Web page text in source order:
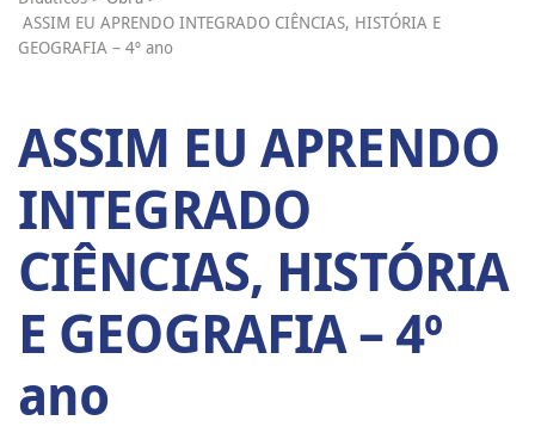
ASSIM EU APRENDO INTEGRADO CIÊNCIAS, HISTÓRIA E
GEOGRAFIA – 4º ano
ASSIM EU APRENDO
INTEGRADO
CIÊNCIAS, HISTÓRIA
E GEOGRAFIA – 4º
ano